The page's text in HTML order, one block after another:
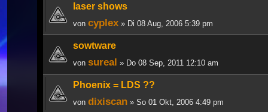
laser shows
von cyplex » Di 08 Aug, 2006 5:39 pm
sowtware
von sureal » Do 08 Sep, 2011 12:10 am
Phoenix = LDS ??
von dixiscan » So 01 Okt, 2006 4:49 pm